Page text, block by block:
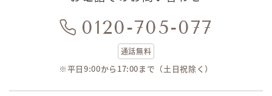
0120-705-077
通話無料
※平日9:00から17:00まで（土日祝除く）